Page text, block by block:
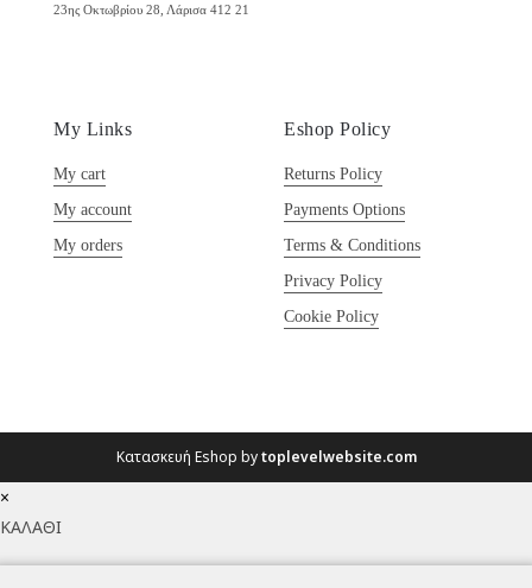
23ης Οκτωβρίου 28, Λάρισα 412 21
My Links
My cart
My account
My orders
Eshop Policy
Returns Policy
Payments Options
Terms & Conditions
Privacy Policy
Cookie Policy
Κατασκευή Eshop bytoplevelwebsite.com
×
ΚΑΛΑΘΙ